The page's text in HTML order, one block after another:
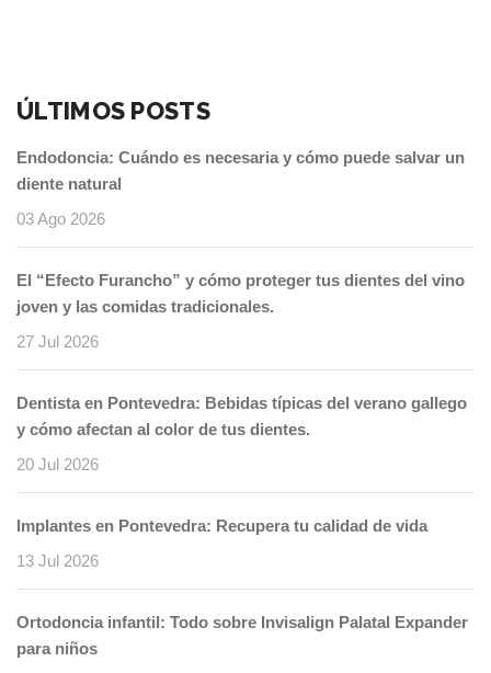
ÚLTIMOS POSTS
Endodoncia: Cuándo es necesaria y cómo puede salvar un
diente natural
03 Ago 2026
El “Efecto Furancho” y cómo proteger tus dientes del vino
joven y las comidas tradicionales.
27 Jul 2026
Dentista en Pontevedra: Bebidas típicas del verano gallego
y cómo afectan al color de tus dientes.
20 Jul 2026
Implantes en Pontevedra: Recupera tu calidad de vida
13 Jul 2026
Ortodoncia infantil: Todo sobre Invisalign Palatal Expander
para niños